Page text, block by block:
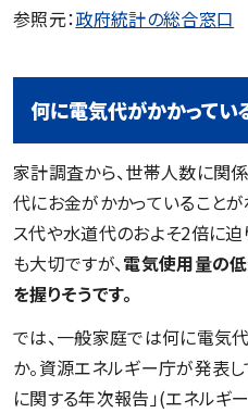
参照元：政府統計の総合窓口
何に電気代がかかってい
家計調査から、世帯人数に関
代にお金がかかっていることが
ス代や水道代のおよそ2倍に迫
も大切ですが、電気使用量の
を握りそうです。
では、一般家庭では何に電気
か。資源エネルギー庁が発表
に関する年次報告」(エネル